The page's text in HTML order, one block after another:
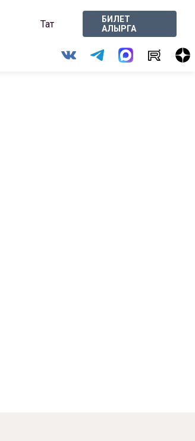
Тат
БИЛЕТ
АЛЫРГА